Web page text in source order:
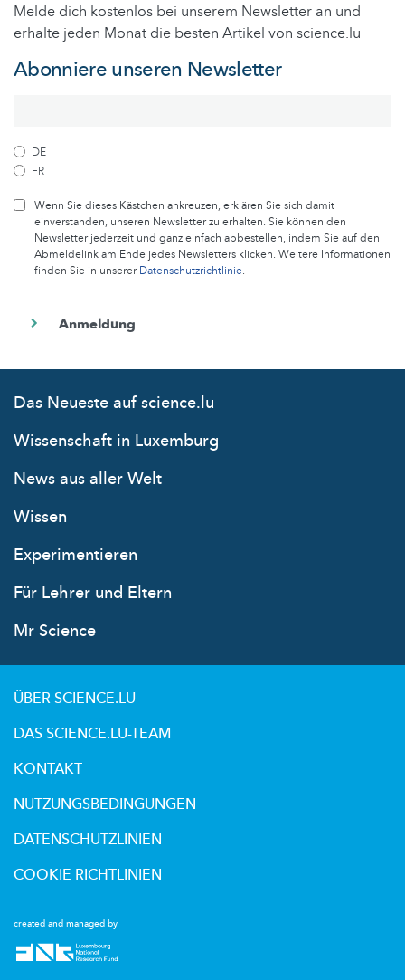
Melde dich kostenlos bei unserem Newsletter an und
erhalte jeden Monat die besten Artikel von science.lu
Abonniere unseren Newsletter
DE
FR
Wenn Sie dieses Kästchen ankreuzen, erklären Sie sich damit
einverstanden, unseren Newsletter zu erhalten. Sie können den
Newsletter jederzeit und ganz einfach abbestellen, indem Sie auf den
Abmeldelink am Ende jedes Newsletters klicken. Weitere Informationen
finden Sie in unsererDatenschutzrichtlinie.
Das Neueste auf science.lu
Wissenschaft in Luxemburg
News aus aller Welt
Wissen
Experimentieren
Für Lehrer und Eltern
Mr Science
created and managed by
ÜBER SCIENCE.LU
DAS SCIENCE.LU-TEAM
KONTAKT
NUTZUNGSBEDINGUNGEN
DATENSCHUTZLINIEN
COOKIE RICHTLINIEN